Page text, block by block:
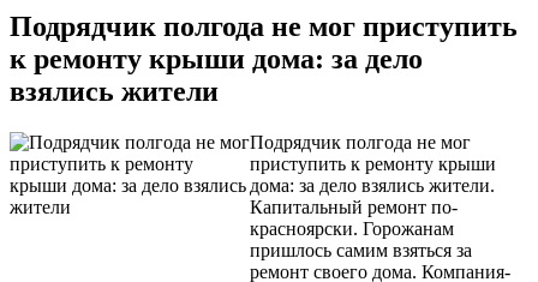
Подрядчик полгода не мог приступить
к ремонту крыши дома: за дело
взялись жители
Подрядчик полгода не мог
приступить к ремонту крыши
дома: за дело взялись жители.
Капитальный ремонт по-
красноярски. Горожанам
пришлось самим взяться за
ремонт своего дома. Компания-